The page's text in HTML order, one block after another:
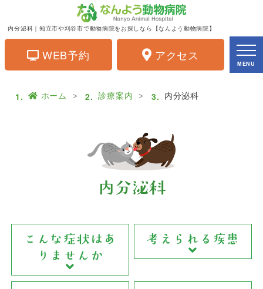
内分泌科｜知立市や刈谷市で動物病院をお探しなら【なんよう動物病院】
WEB予約 アクセス
MENU
ホーム 診療案内 内分泌科
内分泌科
こんな症状はあ
りませんか
考えられる疾患